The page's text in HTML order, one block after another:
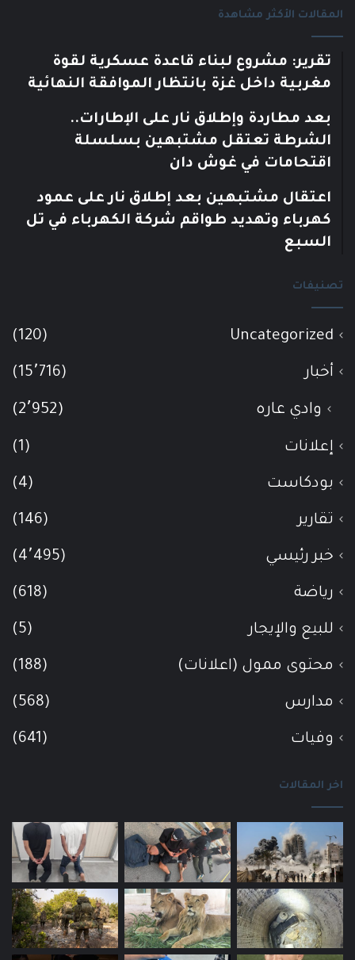
المقالات الأكثر مشاهدة
تقرير: مشروع لبناء قاعدة عسكرية لقوة
مغربية داخل غزة بانتظار الموافقة النهائية
بعد مطاردة وإطلاق نار على الإطارات..
الشرطة تعتقل مشتبهين بسلسلة
اقتحامات في غوش دان
اعتقال مشتبهين بعد إطلاق نار على عمود
كهرباء وتهديد طواقم شركة الكهرباء في تل
السبع
تصنيفات
Uncategorized
(120)
أخبار (15٬716)
وادي عاره (2٬952)
إعلانات (1)
بودكاست (4)
تقارير (146)
خبر رئيسي (4٬495)
رياضة (618)
للبيع والإيجار (5)
محتوى ممول (اعلانات) (188)
مدارس (568)
وفيات (641)
اخر المقالات